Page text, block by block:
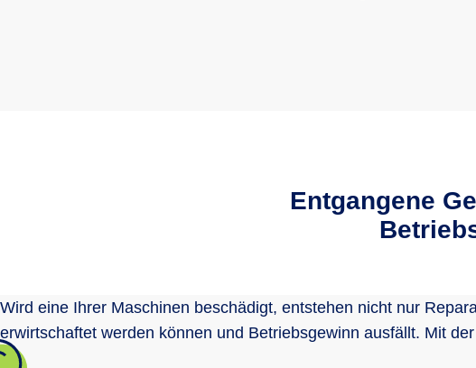
Entgangene
Wird eine Ihrer Maschinen beschädigt, entstehen nicht nur
erwirtschaftet werden können und Betriebsgewinn ausfällt. Mit